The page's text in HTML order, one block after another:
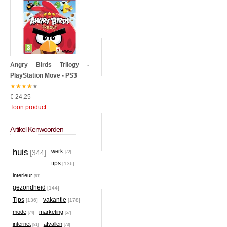
Angry Birds Trilogy -
PlayStation Move - PS3
★★★★★
€ 24,25
Toon product
Artikel Kenwoorden
huis [344] werk [72]
tips [136]
interieur [61]
gezondheid [144]
Tips [136] vakantie [178]
mode [74] marketing [57]
internet [81] afvallen [73]